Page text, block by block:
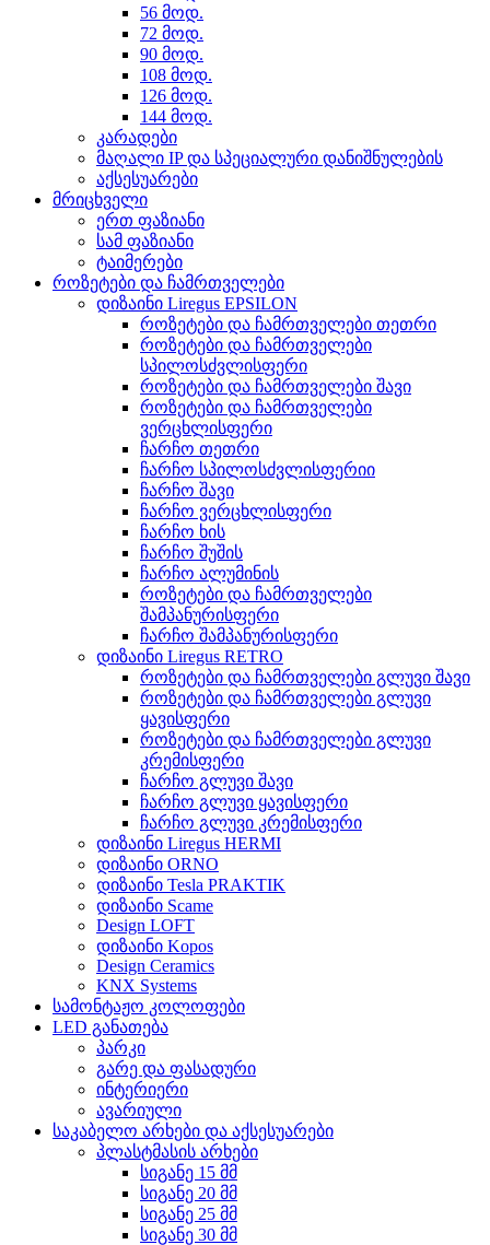
56 მოდ.
72 მოდ.
90 მოდ.
108 მოდ.
126 მოდ.
144 მოდ.
კარადები
მაღალი IP და სპეციალური დანიშნულების
აქსესუარები
მრიცხველი
ერთ ფაზიანი
სამ ფაზიანი
ტაიმერები
როზეტები და ჩამრთველები
დიზაინი Liregus EPSILON
როზეტები და ჩამრთველები თეთრი
როზეტები და ჩამრთველები
სპილოსძვლისფერი
როზეტები და ჩამრთველები შავი
როზეტები და ჩამრთველები
ვერცხლისფერი
ჩარჩო თეთრი
ჩარჩო სპილოსძვლისფერიი
ჩარჩო შავი
ჩარჩო ვერცხლისფერი
ჩარჩო ხის
ჩარჩო შუშის
ჩარჩო ალუმინის
როზეტები და ჩამრთველები
შამპანურისფერი
ჩარჩო შამპანურისფერი
დიზაინი Liregus RETRO
როზეტები და ჩამრთველები გლუვი შავი
როზეტები და ჩამრთველები გლუვი
ყავისფერი
როზეტები და ჩამრთველები გლუვი
კრემისფერი
ჩარჩო გლუვი შავი
ჩარჩო გლუვი ყავისფერი
ჩარჩო გლუვი კრემისფერი
დიზაინი Liregus HERMI
დიზაინი ORNO
დიზაინი Tesla PRAKTIK
დიზაინი Scame
Design LOFT
დიზაინი Kopos
Design Ceramics
KNX Systems
სამონტაჟო კოლოფები
LED განათება
პარკი
გარე და ფასადური
ინტერიერი
ავარიული
საკაბელო არხები და აქსესუარები
პლასტმასის არხები
სიგანე 15 მმ
სიგანე 20 მმ
სიგანე 25 მმ
სიგანე 30 მმ